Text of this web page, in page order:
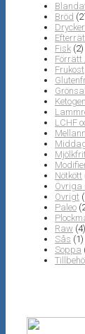
Bröd
Drycker
Fisk (2)
Förrätt
Frukost
LCHF
Nötkött
Övriga
Övrigt
Paleo
Raw (4)
Sås (1)
Soppa